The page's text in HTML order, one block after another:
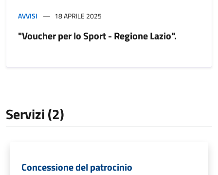
AVVISI 18 APRILE 2025
"Voucher per lo Sport - Regione Lazio".
Servizi (2)
Concessione del patrocinio